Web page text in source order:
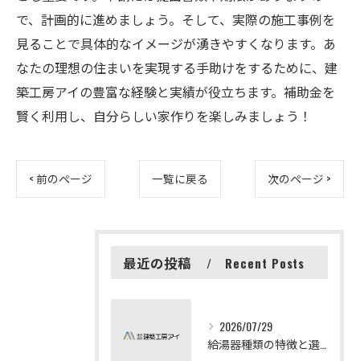
で、計画的に進めましょう。そして、実際の施工事例を
見ることで具体的なイメージが湧きやすくなります。あ
なたの理想の住まいを実現する手助けをするために、建
築工房アイの豊富な経験と実績が役立ちます。補助金を
賢く利用し、自分らしい家作りを楽しみましょう！
< 前のページ 一覧に戻る 次のページ >
最近の投稿 Recent Posts
2026/07/29